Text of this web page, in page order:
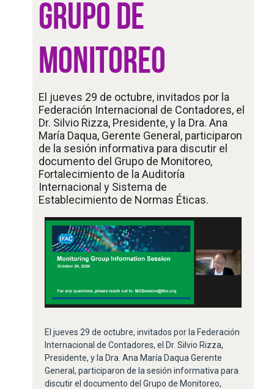
GRUPO DE
MONITOREO
El jueves 29 de octubre, invitados por la
Federación Internacional de Contadores, el
Dr. Silvio Rizza, Presidente, y la Dra. Ana
María Daqua, Gerente General, participaron
de la sesión informativa para discutir el
documento del Grupo de Monitoreo,
Fortalecimiento de la Auditoría
Internacional y Sistema de
Establecimiento de Normas Éticas.
El jueves 29 de octubre, invitados por la Federación
Internacional de Contadores, el Dr. Silvio Rizza,
Presidente, y la Dra. Ana María Daqua Gerente
General, participaron de la sesión informativa para
discutir el documento del Grupo de Monitoreo,